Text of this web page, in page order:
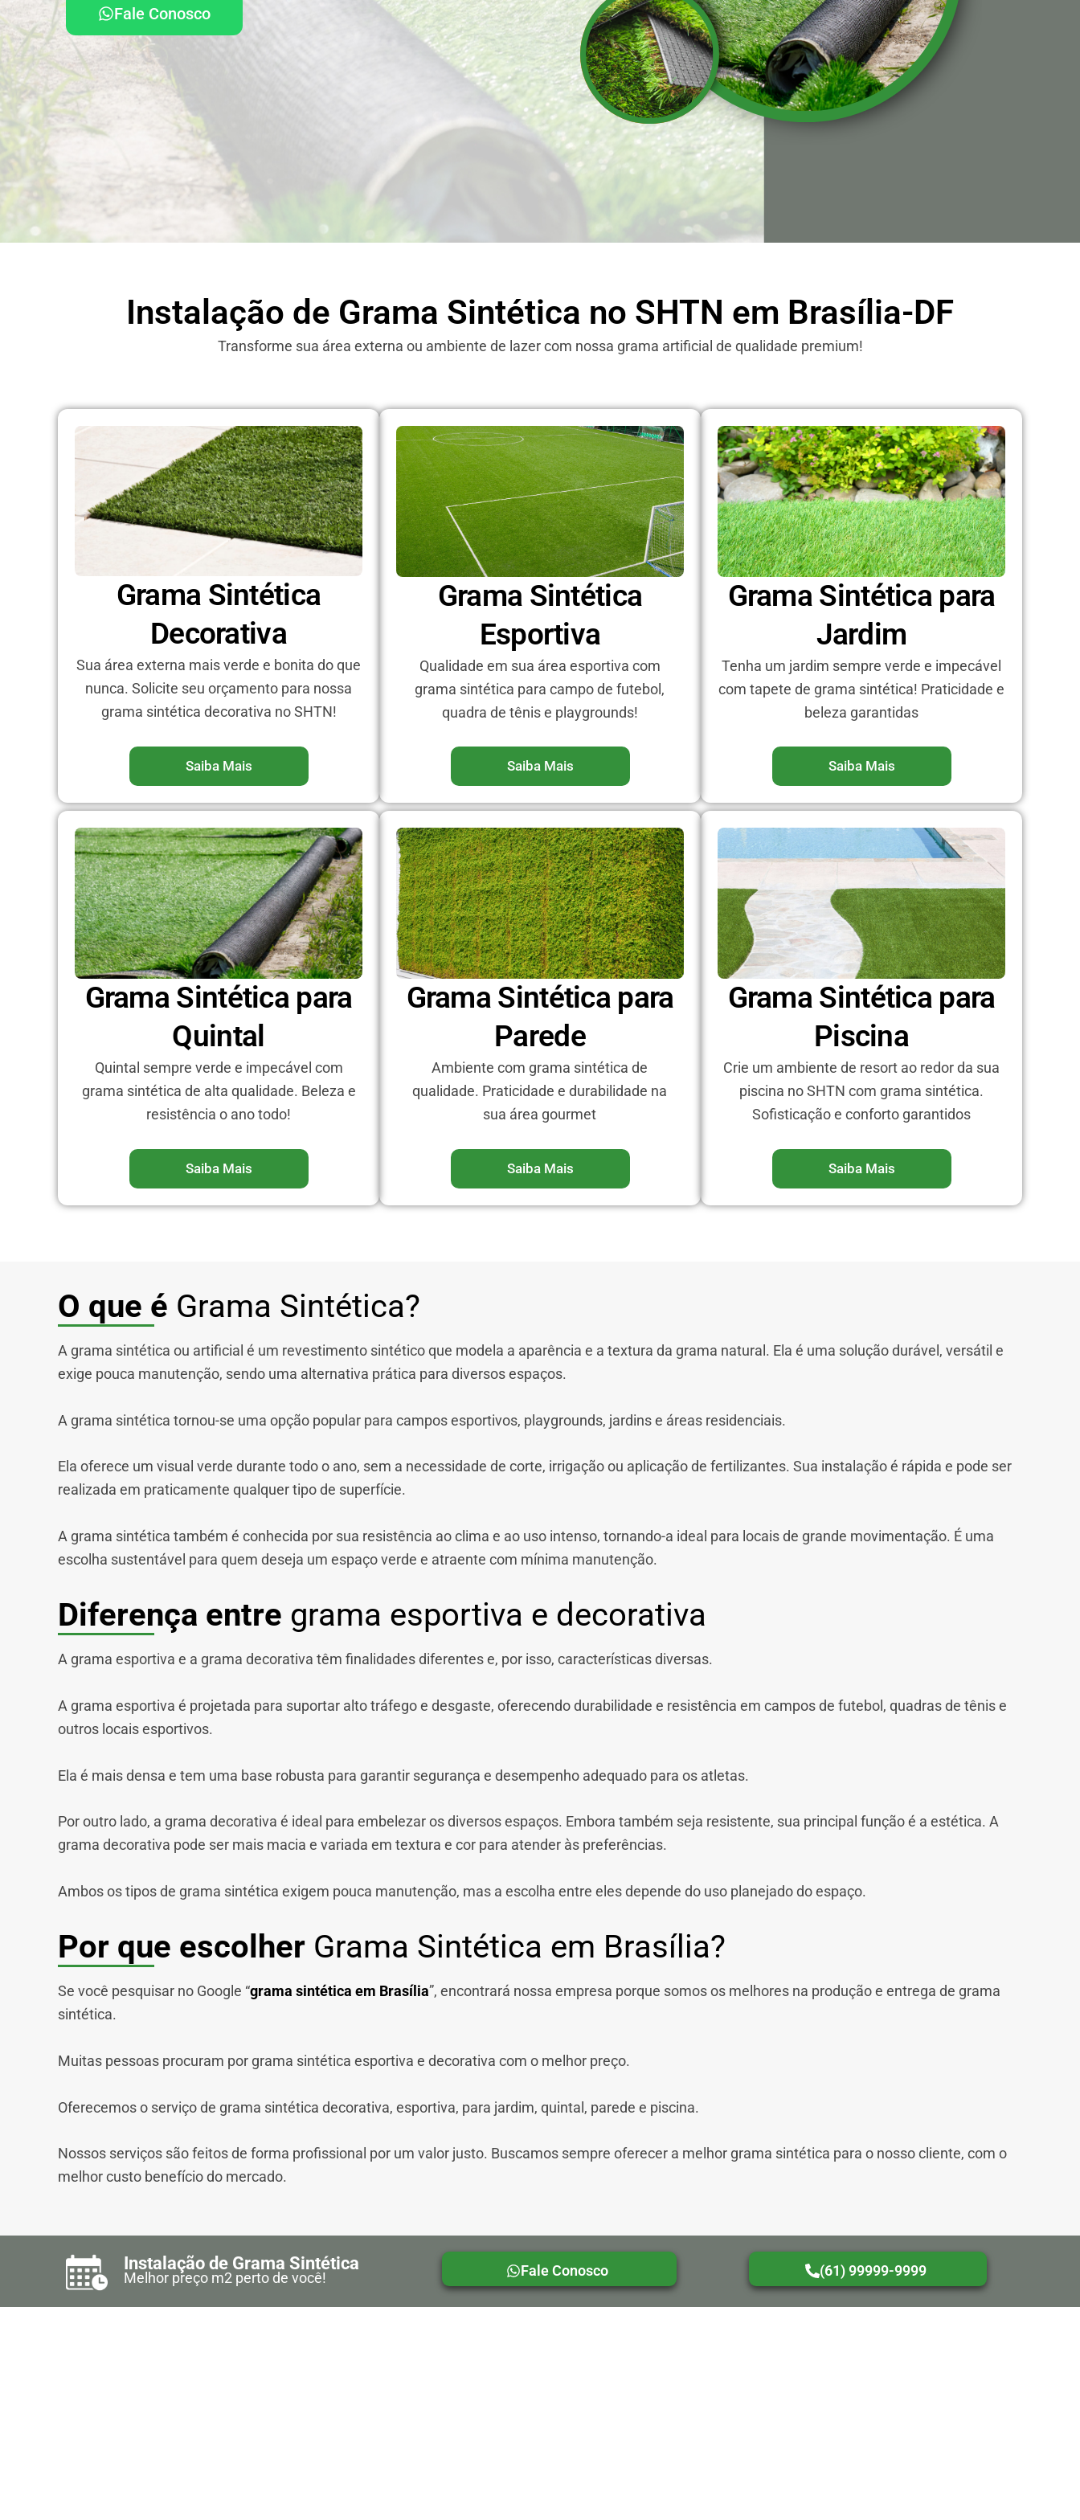
Fale Conosco
Instalação de Grama Sintética no SHTN em Brasília-DF
Transforme sua área externa ou ambiente de lazer com nossa grama artificial de qualidade premium!
Grama Sintética
Decorativa
Sua área externa mais verde e bonita do que
nunca. Solicite seu orçamento para nossa
grama sintética decorativa no SHTN!
Saiba Mais
Grama Sintética
Esportiva
Qualidade em sua área esportiva com
grama sintética para campo de futebol,
quadra de tênis e playgrounds!
Saiba Mais
Grama Sintética para
Jardim
Tenha um jardim sempre verde e impecável
com tapete de grama sintética! Praticidade e
beleza garantidas
Saiba Mais
Grama Sintética para
Quintal
Quintal sempre verde e impecável com
grama sintética de alta qualidade. Beleza e
resistência o ano todo!
Saiba Mais
Grama Sintética para
Parede
Ambiente com grama sintética de
qualidade. Praticidade e durabilidade na
sua área gourmet
Saiba Mais
Grama Sintética para
Piscina
Crie um ambiente de resort ao redor da sua
piscina no SHTN com grama sintética.
Sofisticação e conforto garantidos
Saiba Mais
O que é Grama Sintética?
A grama sintética ou artificial é um revestimento sintético que modela a aparência e a textura da grama natural. Ela é uma solução durável, versátil e
exige pouca manutenção, sendo uma alternativa prática para diversos espaços.
A grama sintética tornou-se uma opção popular para campos esportivos, playgrounds, jardins e áreas residenciais.
Ela oferece um visual verde durante todo o ano, sem a necessidade de corte, irrigação ou aplicação de fertilizantes. Sua instalação é rápida e pode ser
realizada em praticamente qualquer tipo de superfície.
A grama sintética também é conhecida por sua resistência ao clima e ao uso intenso, tornando-a ideal para locais de grande movimentação. É uma
escolha sustentável para quem deseja um espaço verde e atraente com mínima manutenção.
Diferença entre grama esportiva e decorativa
A grama esportiva e a grama decorativa têm finalidades diferentes e, por isso, características diversas.
A grama esportiva é projetada para suportar alto tráfego e desgaste, oferecendo durabilidade e resistência em campos de futebol, quadras de tênis e
outros locais esportivos.
Ela é mais densa e tem uma base robusta para garantir segurança e desempenho adequado para os atletas.
Por outro lado, a grama decorativa é ideal para embelezar os diversos espaços. Embora também seja resistente, sua principal função é a estética. A
grama decorativa pode ser mais macia e variada em textura e cor para atender às preferências.
Ambos os tipos de grama sintética exigem pouca manutenção, mas a escolha entre eles depende do uso planejado do espaço.
Por que escolher Grama Sintética em Brasília?
Se você pesquisar no Google “grama sintética em Brasília”, encontrará nossa empresa porque somos os melhores na produção e entrega de grama
sintética.
Muitas pessoas procuram por grama sintética esportiva e decorativa com o melhor preço.
Oferecemos o serviço de grama sintética decorativa, esportiva, para jardim, quintal, parede e piscina.
Nossos serviços são feitos de forma profissional por um valor justo. Buscamos sempre oferecer a melhor grama sintética para o nosso cliente, com o
melhor custo benefício do mercado.
Instalação de Grama Sintética
Melhor preço m2 perto de você! Fale Conosco (61) 99999-9999